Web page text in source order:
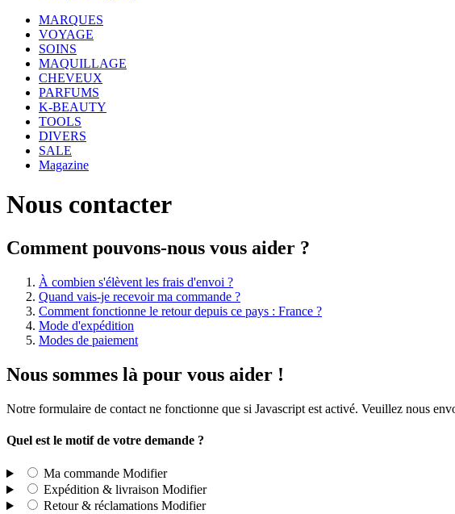
MARQUES
VOYAGE
SOINS
MAQUILLAGE
CHEVEUX
PARFUMS
K-BEAUTY
TOOLS
DIVERS
SALE
Magazine
Nous contacter
Comment pouvons-nous vous aider ?
À combien s'élèvent les frais d'envoi ?
Quand vais-je recevoir ma commande ?
Comment fonctionne le retour depuis ce pays : France ?
Mode d'expédition
Modes de paiement
Nous sommes là pour vous aider !
Notre formulaire de contact ne fonctionne que si Javascript est activé. Veuillez nous
Quel est le motif de votre demande ?
Ma commande Modifier
Expédition & livraison Modifier
Retour & réclamations Modifier